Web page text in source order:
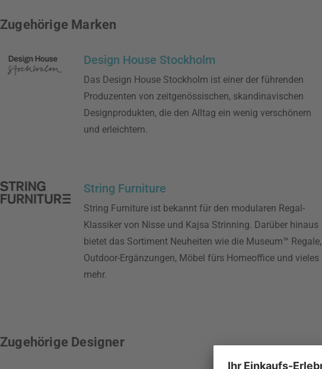
Zugehörige Marken
Design House Stockholm
Das Design House Stockholm ist einer der führenden
Produzenten von zeitgenössischen, skandinavischen
Designprodukten, die den Alltag ein wenig verschönern
und erleichtern.
String Furniture
String Furniture ist bekannt für den modularen Regal-
Klassiker von Nisse und Kajsa Strinning. Darüber hinaus
bietet das Sortiment Neuheiten wie die Museum™ Regale,
Outdoor-Ergänzungen, Möbel fürs Homeoffice und vieles
mehr.
Zugehörige Designer